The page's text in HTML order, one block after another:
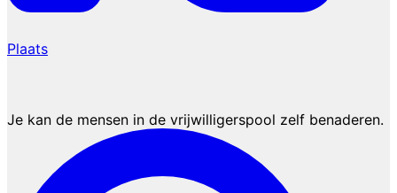
Plaats
Je kan de mensen in de vrijwilligerspool zelf benaderen.